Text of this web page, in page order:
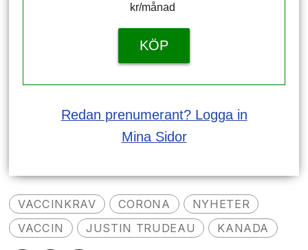
kr/månad ​​​​​​
KÖP
Redan prenumerant? Logga in
Mina Sidor
VACCINKRAV CORONA
NYHETER
VACCIN
JUSTIN TRUDEAU KANADA